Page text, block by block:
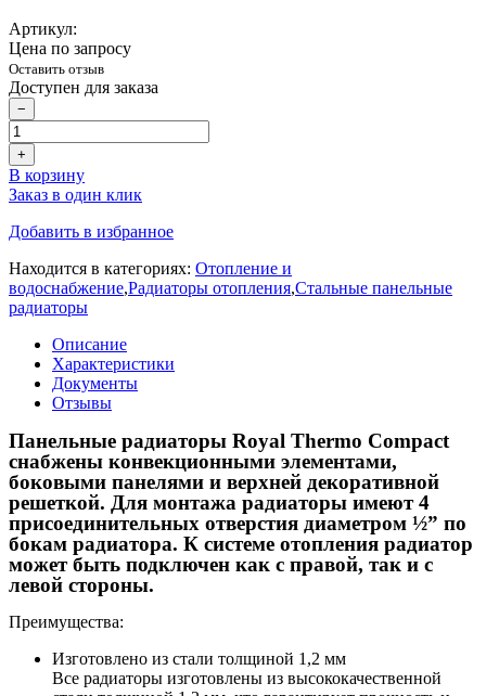
Артикул:
Цена по запросу
Оставить отзыв
Доступен для заказа
−
+
В корзину
Заказ в один клик
Добавить в избранное
Находится в категориях: Отопление и
водоснабжение,Радиаторы отопления,Стальные панельные
радиаторы
Описание
Характеристики
Документы
Отзывы
Панельные радиаторы Royal Thermo Compact
снабжены конвекционными элементами,
боковыми панелями и верхней декоративной
решеткой. Для монтажа радиаторы имеют 4
присоединительных отверстия диаметром ½” по
бокам радиатора. К системе отопления радиатор
может быть подключен как с правой, так и с
левой стороны.
Преимущества:
Изготовлено из стали толщиной 1,2 мм
Все радиаторы изготовлены из высококачественной